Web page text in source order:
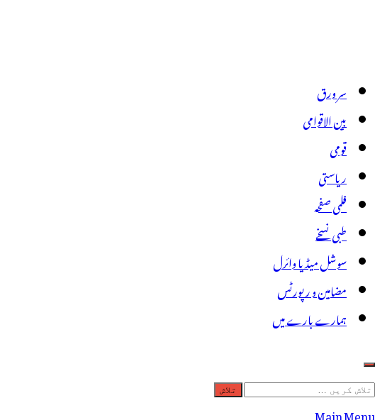
سر ورق
بین الاقوامی
قومی
ریاستی
فلمی صفحہ
طبی نسخے
سوشل میڈیا وائرل
مضامین و رپورٹس
ہمارے بارے میں
تلاش
کریں
Main Menu